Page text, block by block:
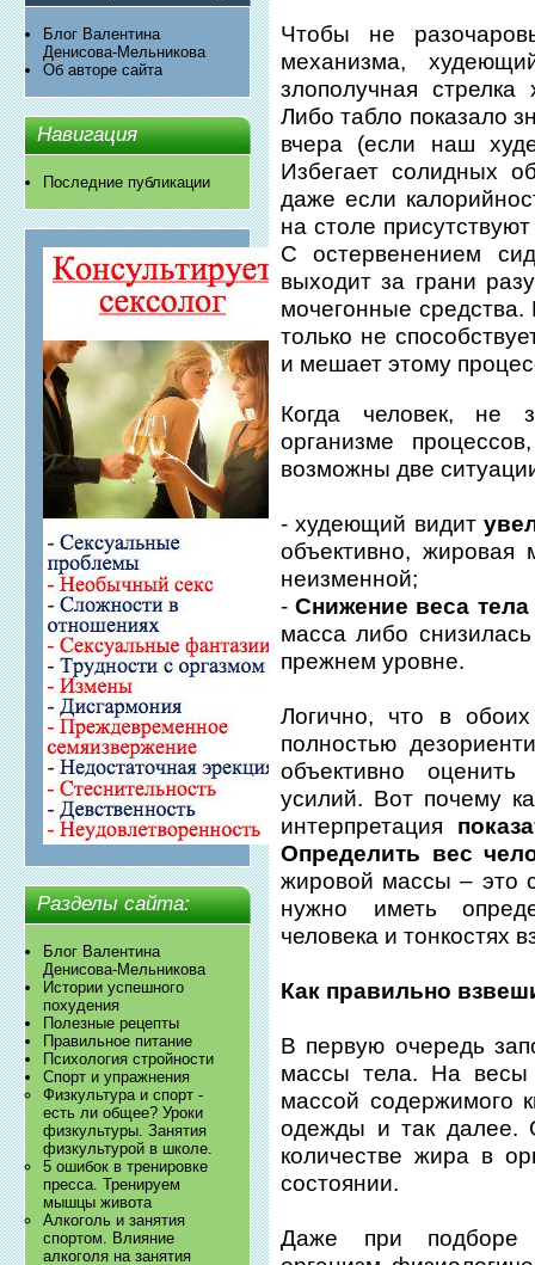
Блог Валентина
Денисова-Мельникова
Об авторе сайта
Навигация
Последние публикации
Разделы сайта:
Блог Валентина
Денисова-Мельникова
Истории успешного
похудения
Полезные рецепты
Правильное питание
Психология стройности
Спорт и упражнения
Физкультура и спорт -
есть ли общее? Уроки
физкультуры. Занятия
физкультурой в школе.
5 ошибок в тренировке
пресса. Тренируем
мышцы живота
Алкоголь и занятия
спортом. Влияние
алкоголя на занятия
Чтобы не
механизма,
злополучная
Либо табло показало
вчера (если наш
Избегает солидных
даже если
на столе
С остервенением
выходит за грани
мочегонные средства.
только не
и мешает этому
Когда человек, не
организме
возможны две
- худеющий видит
объективно, жировая
неизменной;
-Снижение веса тела
масса либо
прежнем уровне.
Логично, что в
полностью
объективно оценить
усилий. Вот почему
интерпретация
Определить вес
жировой массы – это
нужно иметь
человека и тонкостях
Как правильно
В первую очередь
массы тела. На весы
массой содержимого
одежды и так далее.
количестве жира в
состоянии.
Даже при подборе